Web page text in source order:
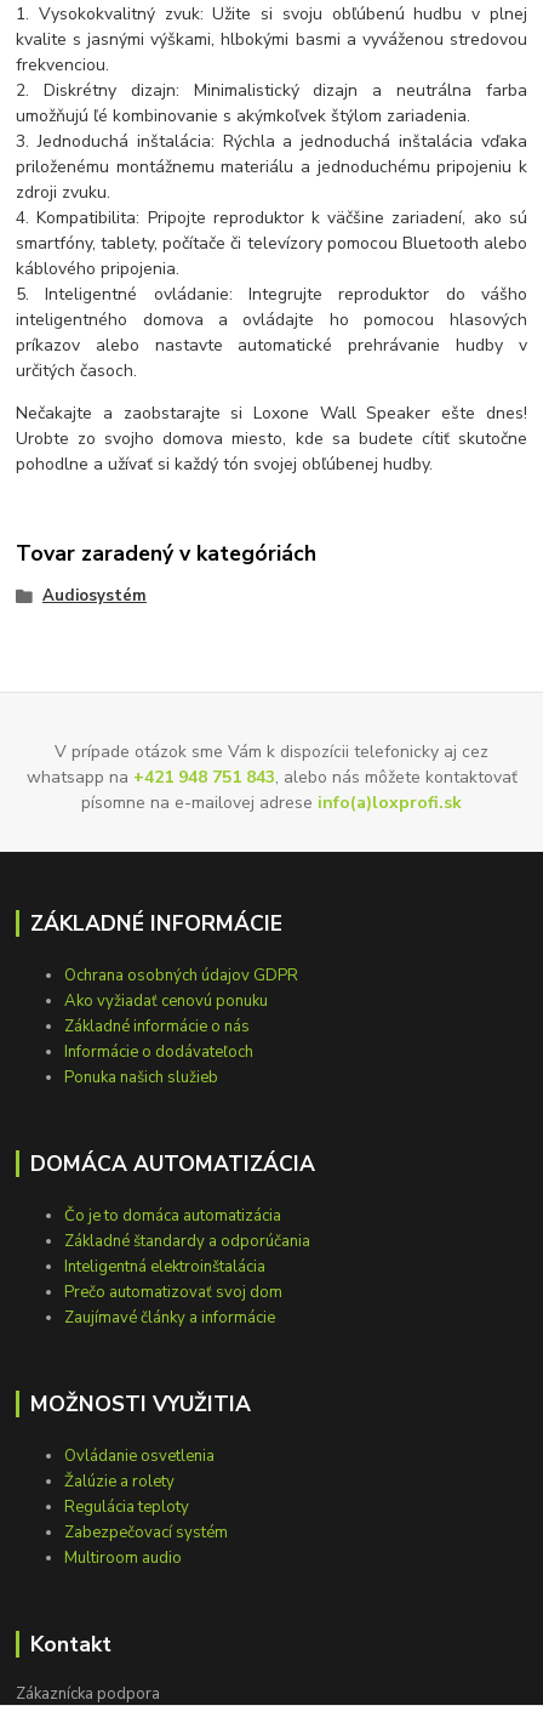
1. Vysokokvalitný zvuk: Užite si svoju obľúbenú hudbu v plnej
kvalite s jasnými výškami, hlbokými basmi a vyváženou stredovou
frekvenciou.
2. Diskrétny dizajn: Minimalistický dizajn a neutrálna farba
umožňujú ľé kombinovanie s akýmkoľvek štýlom zariadenia.
3. Jednoduchá inštalácia: Rýchla a jednoduchá inštalácia vďaka
priloženému montážnemu materiálu a jednoduchému pripojeniu k
zdroji zvuku.
4. Kompatibilita: Pripojte reproduktor k väčšine zariadení, ako sú
smartfóny, tablety, počítače či televízory pomocou Bluetooth alebo
káblového pripojenia.
5. Inteligentné ovládanie: Integrujte reproduktor do vášho
inteligentného domova a ovládajte ho pomocou hlasových
príkazov alebo nastavte automatické prehrávanie hudby v
určitých časoch.
Nečakajte a zaobstarajte si Loxone Wall Speaker ešte dnes!
Urobte zo svojho domova miesto, kde sa budete cítiť skutočne
pohodlne a užívať si každý tón svojej obľúbenej hudby.
Tovar zaradený v kategóriách
Audiosystém
V prípade otázok sme Vám k dispozícii telefonicky aj cez
whatsapp na +421 948 751 843, alebo nás môžete kontaktovať
písomne na e-mailovej adrese info(a)loxprofi.sk
ZÁKLADNÉ INFORMÁCIE
Ochrana osobných údajov GDPR
Ako vyžiadať cenovú ponuku
Základné informácie o nás
Informácie o dodávateľoch
Ponuka našich služieb
DOMÁCA AUTOMATIZÁCIA
Čo je to domáca automatizácia
Základné štandardy a odporúčania
Inteligentná elektroinštalácia
Prečo automatizovať svoj dom
Zaujímavé články a informácie
MOŽNOSTI VYUŽITIA
Ovládanie osvetlenia
Žalúzie a rolety
Regulácia teploty
Zabezpečovací systém
Multiroom audio
Kontakt
Zákaznícka podpora